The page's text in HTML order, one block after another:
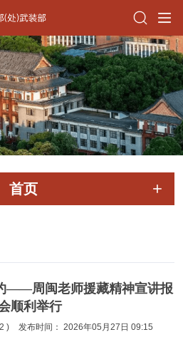
首页
——周闽老师援藏精神宣讲报
顺利举行
) 发布时间： 2026年05月27日 09:15